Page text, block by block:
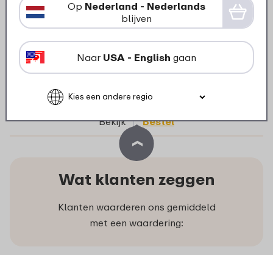
- nordic sage
5 kleuren
4
Bekijk Bestel
Wat klanten zeggen
Klanten waarderen ons gemiddeld
met een waardering:
Op Nederland - Nederlands
blijven
Naar USA - English gaan